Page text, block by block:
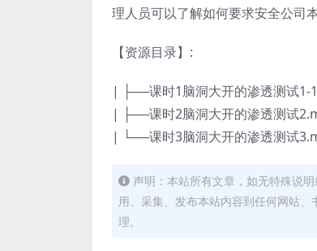
理人员可以了解如何要求安全公司
【资源目录】:
| ├──课时1脑洞大开的渗透测试1-
| ├──课时2脑洞大开的渗透测试
| └──课时3脑洞大开的渗透测试
声明：本站所有文章，如无特殊说
用、采集、发布本站内容到任何网站
理。